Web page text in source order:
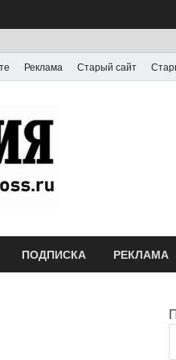
Реклама Старый сайт
ПОДПИСКА РЕКЛАМА